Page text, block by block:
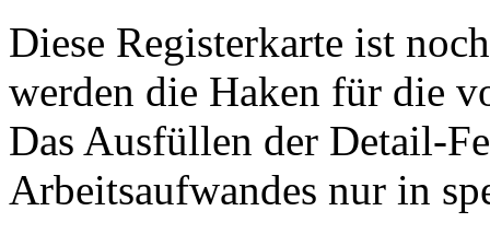
Diese Registerkarte ist
werden die Haken für die
Das Ausfüllen der Detail-
Arbeitsaufwandes nur in